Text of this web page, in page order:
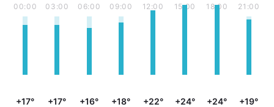
00:00
+17°
03:00
+17°
06:00
+16°
09:00
+18°
12:00
+22°
15:00
+24°
18:00
+24°
21:00
+19°